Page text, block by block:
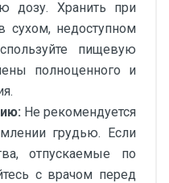
дозу. Хранить при
сухом, недоступном
пищевую
полноценного и
Не рекомендуется
грудью. Если
отпускаемые по
с врачом перед